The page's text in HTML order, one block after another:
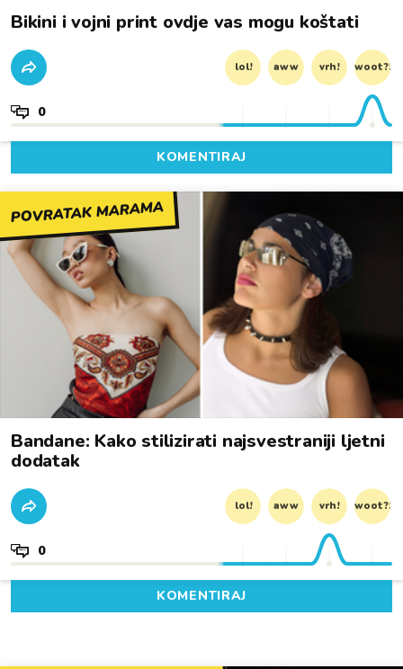
Bikini i vojni print ovdje vas mogu koštati
lol! aww vrh! woot?!
0
KOMENTIRAJ
POVRATAK MARAMA
Bandane: Kako stilizirati najsvestraniji ljetni
dodatak
lol! aww vrh! woot?!
0
KOMENTIRAJ